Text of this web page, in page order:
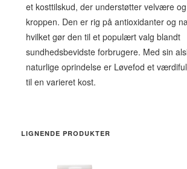
et kosttilskud, der understøtter velvære
kroppen. Den er rig på antioxidanter og
hvilket gør den til et populært valg blandt
sundhedsbevidste forbrugere. Med sin
naturlige oprindelse er Løvefod et
til en varieret kost.
LIGNENDE PRODUKTER